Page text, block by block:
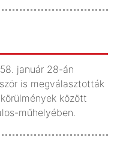
január 28-án
is megválasztották
között
műhelyében.